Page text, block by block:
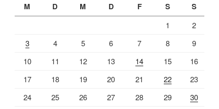
M D M D F S S
1
2
3
4 5 6 7 8
9
10
11 12 13 14 15
16
17
18 19 20 21 22
23
24
25 26 27 28 29
30